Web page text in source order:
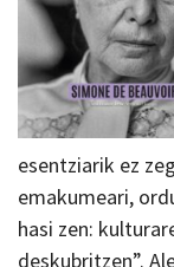
esentziarik ez
emakumeari,
hasi zen:
deskubritzen”.